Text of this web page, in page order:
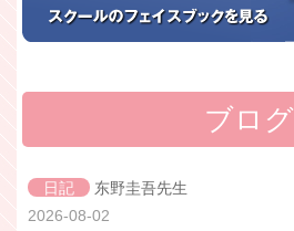
ブログ
日記
东野圭吾先生
2026-08-02